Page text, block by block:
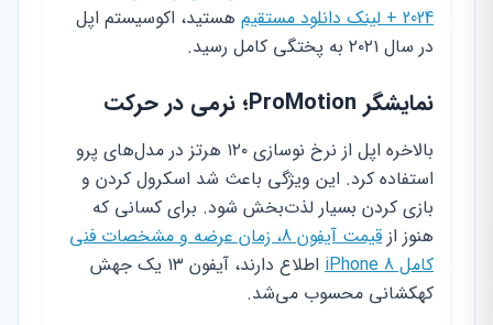
2024 + لینک دانلود مستقیم
هستید، اکوسیستم اپل
در سال ۲۰۲۱ به پختگی کامل رسید.
نمایشگر ProMotion؛ نرمی در حرکت
بالاخره اپل از نرخ نوسازی ۱۲۰ هرتز در مدل‌های پرو
استفاده کرد. این ویژگی باعث شد اسکرول کردن و
بازی کردن بسیار لذت‌بخش شود. برای کسانی که
هنوز از
قیمت آیفون 8، زمان عرضه و مشخصات فنی
کامل iPhone 8
اطلاع دارند، آیفون ۱۳ یک جهش
کهکشانی محسوب می‌شد.